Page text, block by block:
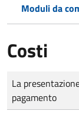
Moduli da
Costi
Tipo di pagamento
Importo
La
pagamento